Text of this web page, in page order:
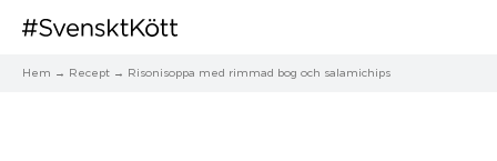
Hem Recept Risonisoppa med rimmad bog och salamichips